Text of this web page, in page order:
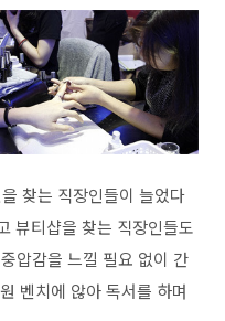
찾는 직장인들이 늘었다
뷰티샵을 찾는 직장인들도
압감을 느낄 필요 없이 간
벤치에 않아 독서를 하며